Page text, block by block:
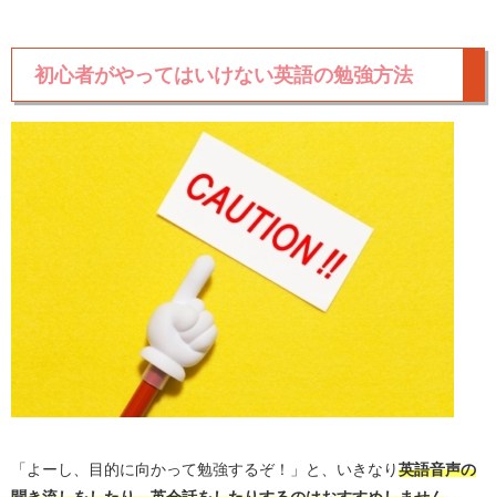
初心者がやってはいけない英語の勉強方法
「よーし、目的に向かって勉強するぞ！」と、いきなり 英語音声の